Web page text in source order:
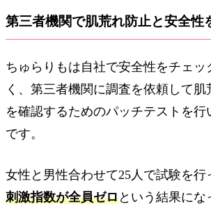
第三者機関で肌荒れ防止と安全性
ちゅらりもは自社で安全性をチェッ
く、第三者機関に調査を依頼して
を確認するためのパッチテストを行
です。
女性と男性合わせて25人で試験を行
刺激指数が全員ゼロという結果に